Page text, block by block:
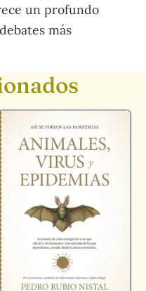
un profundo
más